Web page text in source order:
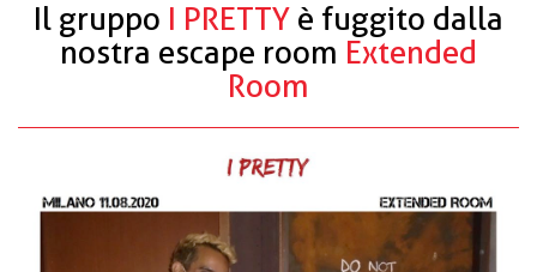
Il gruppo I PRETTY è fuggito dalla
nostra escape room Extended
Room